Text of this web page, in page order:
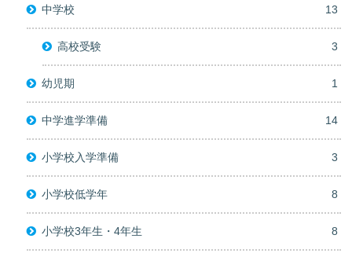
中学校 13
高校受験 3
幼児期 1
中学進学準備 14
小学校入学準備 3
小学校低学年 8
小学校3年生・4年生 8